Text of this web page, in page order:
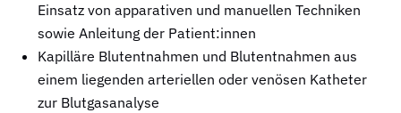
Einsatz von apparativen und manuellen Techniken
sowie Anleitung der Patient:innen
Kapilläre Blutentnahmen und Blutentnahmen aus
einem liegenden arteriellen oder venösen Katheter
zur Blutgasanalyse